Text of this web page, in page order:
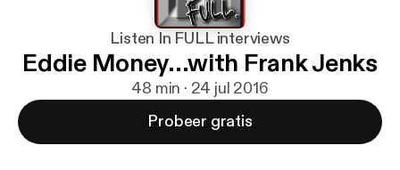
Listen In FULL interviews
Eddie Money...with Frank Jenks
48 min · 24 jul 2016
Probeer gratis